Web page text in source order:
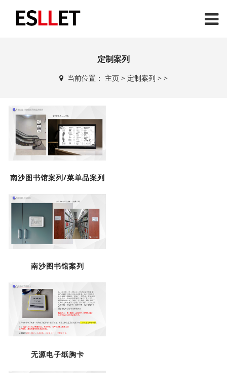
定制案列
当前位置： 主页> 定制案列 > >
南沙图书馆案列/菜单品案列
南沙图书馆案列
无源电子纸胸卡